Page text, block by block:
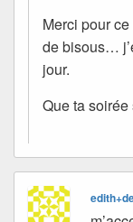
Merci pour
de bisous…
jour.
Que ta